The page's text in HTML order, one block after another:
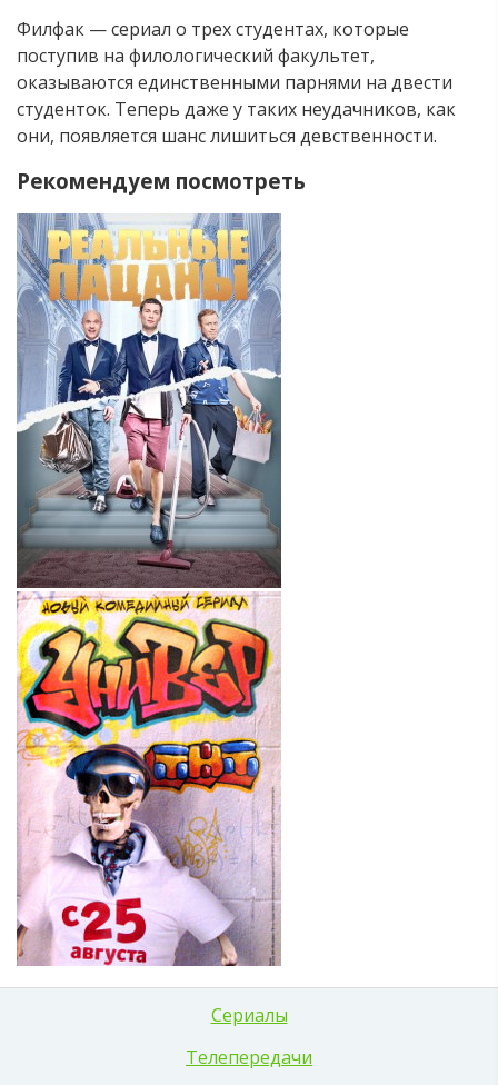
Филфак — сериал о трех студентах, которые
поступив на филологический факультет,
оказываются единственными парнями на двести
студенток. Теперь даже у таких неудачников, как
они, появляется шанс лишиться девственности.
Рекомендуем посмотреть
Сериалы
Телепередачи